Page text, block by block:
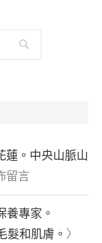
蓮。中央山脈山
留言
養專家。
髮和肌膚。 〉